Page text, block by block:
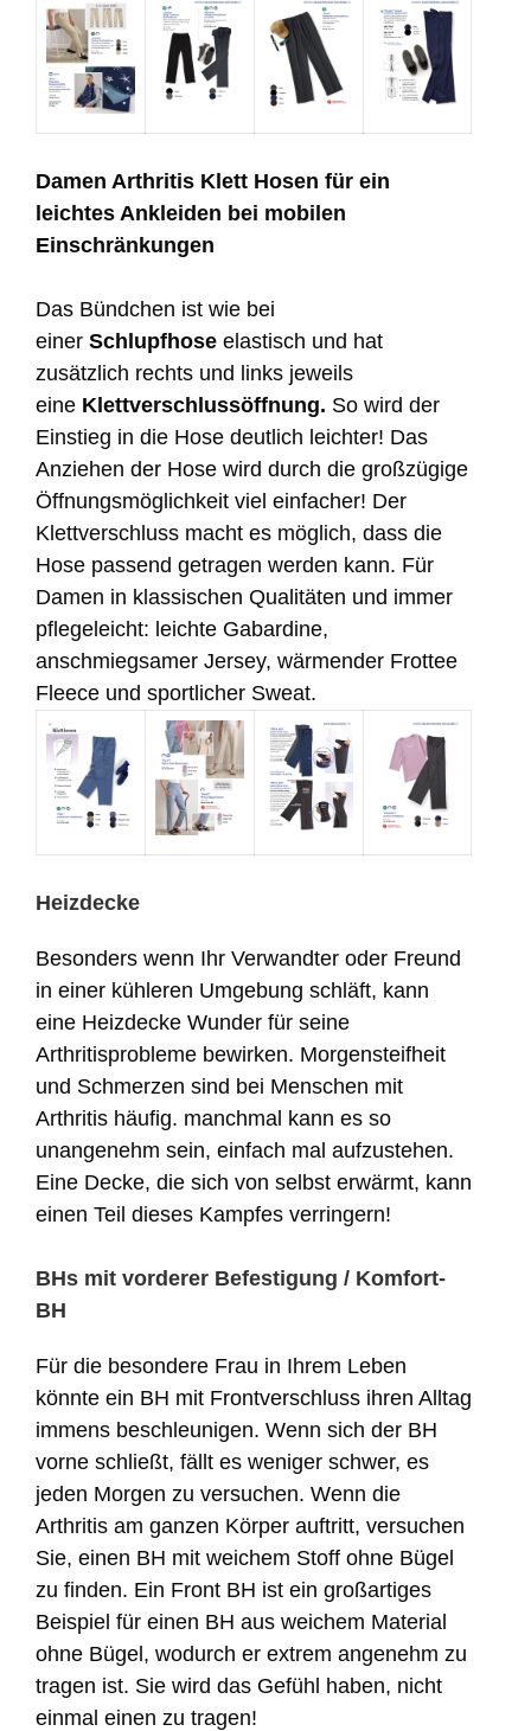
Damen Arthritis Klett Hosen für ein
leichtes Ankleiden bei mobilen
Einschränkungen
Das Bündchen ist wie bei
einer Schlupfhose elastisch und hat
zusätzlich rechts und links jeweils
eine Klettverschlussöffnung. So wird der
Einstieg in die Hose deutlich leichter! Das
Anziehen der Hose wird durch die großzügige
Öffnungsmöglichkeit viel einfacher! Der
Klettverschluss macht es möglich, dass die
Hose passend getragen werden kann. Für
Damen in klassischen Qualitäten und immer
pflegeleicht: leichte Gabardine,
anschmiegsamer Jersey, wärmender Frottee
Fleece und sportlicher Sweat.
Heizdecke
Besonders wenn Ihr Verwandter oder Freund
in einer kühleren Umgebung schläft, kann
eine Heizdecke Wunder für seine
Arthritisprobleme bewirken. Morgensteifheit
und Schmerzen sind bei Menschen mit
Arthritis häufig. manchmal kann es so
unangenehm sein, einfach mal aufzustehen.
Eine Decke, die sich von selbst erwärmt, kann
einen Teil dieses Kampfes verringern!
BHs mit vorderer Befestigung / Komfort-
BH
Für die besondere Frau in Ihrem Leben
könnte ein BH mit Frontverschluss ihren Alltag
immens beschleunigen. Wenn sich der BH
vorne schließt, fällt es weniger schwer, es
jeden Morgen zu versuchen. Wenn die
Arthritis am ganzen Körper auftritt, versuchen
Sie, einen BH mit weichem Stoff ohne Bügel
zu finden. Ein Front BH ist ein großartiges
Beispiel für einen BH aus weichem Material
ohne Bügel, wodurch er extrem angenehm zu
tragen ist. Sie wird das Gefühl haben, nicht
einmal einen zu tragen!